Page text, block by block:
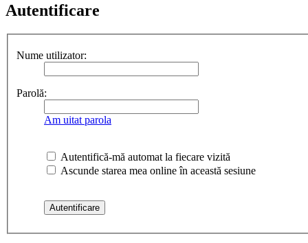
Autentificare
Nume utilizator:
Parolă:
Am uitat parola
Autentifică-mă automat la fiecare vizită
Ascunde starea mea online în această sesiune